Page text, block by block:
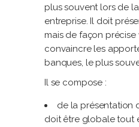
plus souvent lors de
entreprise. Il doit
mais de façon
convaincre les
banques, le plus
Il se compose :
de la présentation
doit être globale tout